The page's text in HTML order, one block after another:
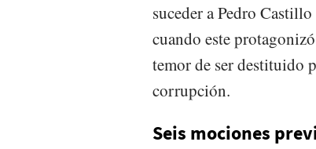
suceder a Pedro
cuando este
temor de ser destituido
corrupción.
Seis mociones